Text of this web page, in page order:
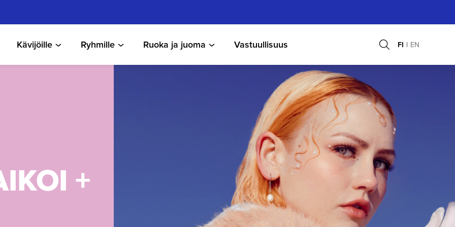
Kävijöille Ryhmille Ruoka ja juoma Vastuullisuus FI EN
+